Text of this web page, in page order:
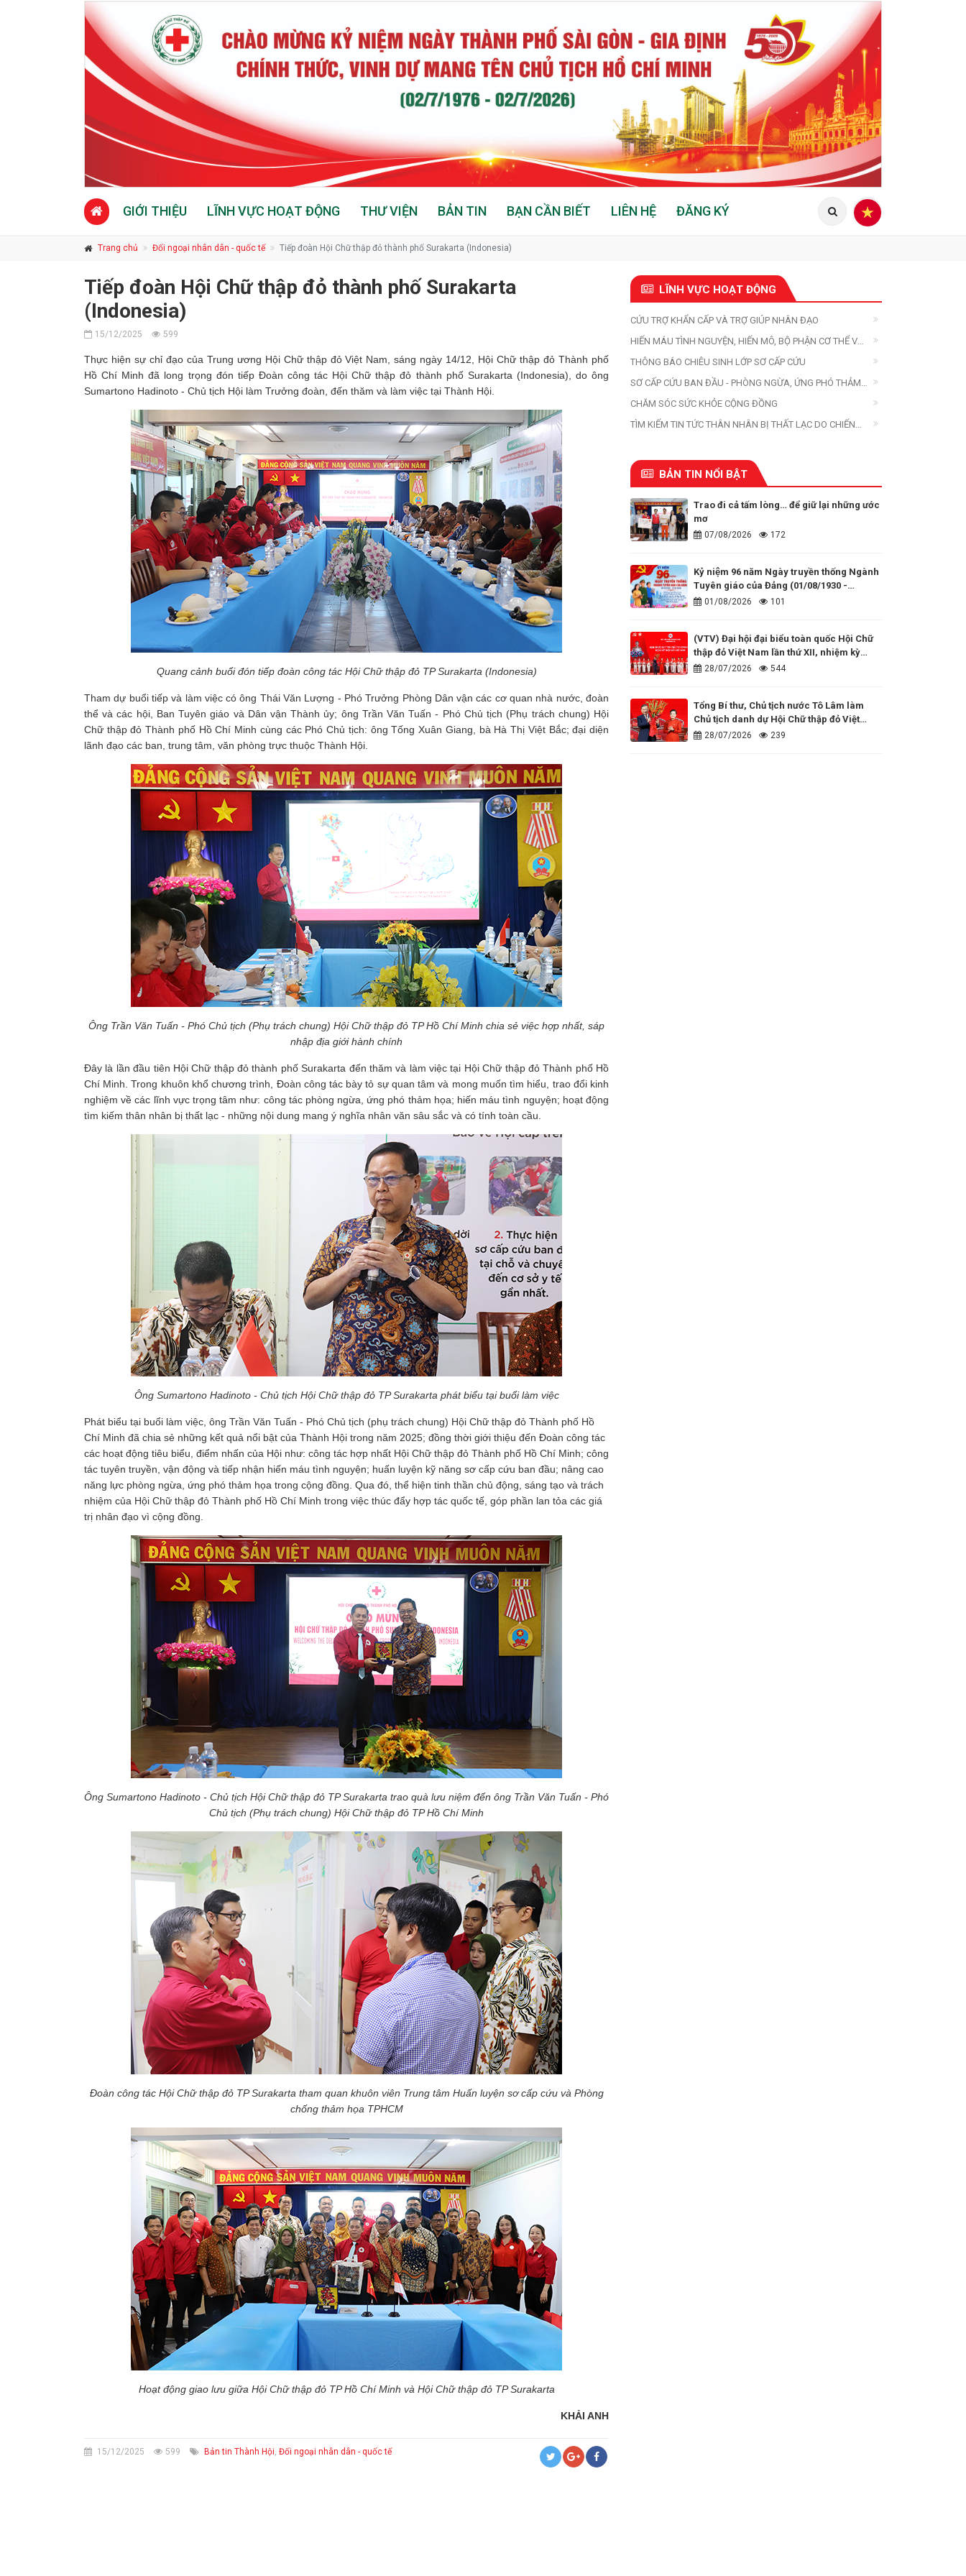
GIỚI THIỆU LĨNH VỰC HOẠT ĐỘNG THƯ VIỆN BẢN TIN BẠN CẦN BIẾT LIÊN HỆ ĐĂNG KÝ
Trang chủ Đối ngoại nhân dân - quốc tế Tiếp đoàn Hội Chữ thập đỏ thành phố Surakarta (Indonesia)
Tiếp đoàn Hội Chữ thập đỏ thành phố Surakarta
(Indonesia)
15/12/2025 599
Thực hiện sự chỉ đạo của Trung ương Hội Chữ thập đỏ Việt Nam, sáng ngày 14/12, Hội Chữ thập đỏ Thành phố
Hồ Chí Minh đã long trọng đón tiếp Đoàn công tác Hội Chữ thập đỏ thành phố Surakarta (Indonesia), do ông
Sumartono Hadinoto - Chủ tịch Hội làm Trưởng đoàn, đến thăm và làm việc tại Thành Hội.
Quang cảnh buổi đón tiếp đoàn công tác Hội Chữ thập đỏ TP Surakarta (Indonesia)
Tham dự buổi tiếp và làm việc có ông Thái Văn Lượng - Phó Trưởng Phòng Dân vận các cơ quan nhà nước, đoàn
thể và các hội, Ban Tuyên giáo và Dân vận Thành ủy; ông Trần Văn Tuấn - Phó Chủ tịch (Phụ trách chung) Hội
Chữ thập đỏ Thành phố Hồ Chí Minh cùng các Phó Chủ tịch: ông Tống Xuân Giang, bà Hà Thị Việt Bắc; đại diện
lãnh đạo các ban, trung tâm, văn phòng trực thuộc Thành Hội.
Ông Trần Văn Tuấn - Phó Chủ tịch (Phụ trách chung) Hội Chữ thập đỏ TP Hồ Chí Minh chia sẻ việc hợp nhất, sáp
nhập địa giới hành chính
Đây là lần đầu tiên Hội Chữ thập đỏ thành phố Surakarta đến thăm và làm việc tại Hội Chữ thập đỏ Thành phố Hồ
Chí Minh. Trong khuôn khổ chương trình, Đoàn công tác bày tỏ sự quan tâm và mong muốn tìm hiểu, trao đổi kinh
nghiệm về các lĩnh vực trọng tâm như: công tác phòng ngừa, ứng phó thảm họa; hiến máu tình nguyện; hoạt động
tìm kiếm thân nhân bị thất lạc - những nội dung mang ý nghĩa nhân văn sâu sắc và có tính toàn cầu.
Ông Sumartono Hadinoto - Chủ tịch Hội Chữ thập đỏ TP Surakarta phát biểu tại buổi làm việc
Phát biểu tại buổi làm việc, ông Trần Văn Tuấn - Phó Chủ tịch (phụ trách chung) Hội Chữ thập đỏ Thành phố Hồ
Chí Minh đã chia sẻ những kết quả nổi bật của Thành Hội trong năm 2025; đồng thời giới thiệu đến Đoàn công tác
các hoạt động tiêu biểu, điểm nhấn của Hội như: công tác hợp nhất Hội Chữ thập đỏ Thành phố Hồ Chí Minh; công
tác tuyên truyền, vận động và tiếp nhận hiến máu tình nguyện; huấn luyện kỹ năng sơ cấp cứu ban đầu; nâng cao
năng lực phòng ngừa, ứng phó thảm họa trong cộng đồng. Qua đó, thể hiện tinh thần chủ động, sáng tạo và trách
nhiệm của Hội Chữ thập đỏ Thành phố Hồ Chí Minh trong việc thúc đẩy hợp tác quốc tế, góp phần lan tỏa các giá
trị nhân đạo vì cộng đồng.
Ông Sumartono Hadinoto - Chủ tịch Hội Chữ thập đỏ TP Surakarta trao quà lưu niệm đến ông Trần Văn Tuấn - Phó
Chủ tịch (Phụ trách chung) Hội Chữ thập đỏ TP Hồ Chí Minh
Đoàn công tác Hội Chữ thập đỏ TP Surakarta tham quan khuôn viên Trung tâm Huấn luyện sơ cấp cứu và Phòng
chống thảm họa TPHCM
Hoạt động giao lưu giữa Hội Chữ thập đỏ TP Hồ Chí Minh và Hội Chữ thập đỏ TP Surakarta
KHẢI ANH
15/12/2025 599 Bản tin Thành Hội, Đối ngoại nhân dân - quốc tế
LĨNH VỰC HOẠT ĐỘNG
CỨU TRỢ KHẨN CẤP VÀ TRỢ GIÚP NHÂN ĐẠO
HIẾN MÁU TÌNH NGUYỆN, HIẾN MÔ, BỘ PHẬN CƠ THỂ VÀ
HIẾN XÁC
THÔNG BÁO CHIÊU SINH LỚP SƠ CẤP CỨU
SƠ CẤP CỨU BAN ĐẦU - PHÒNG NGỪA, ỨNG PHÓ THẢM
HỌA
CHĂM SÓC SỨC KHỎE CỘNG ĐỒNG
TÌM KIẾM TIN TỨC THÂN NHÂN BỊ THẤT LẠC DO CHIẾN
BẢN TIN NỔI BẬT
Trao đi cả tấm lòng… để giữ lại những ước
mơ
07/08/2026 172
Kỷ niệm 96 năm Ngày truyền thống Ngành
Tuyên giáo của Đảng (01/08/1930 -
01/08/2026)
01/08/2026 101
(VTV) Đại hội đại biểu toàn quốc Hội Chữ
thập đỏ Việt Nam lần thứ XII, nhiệm kỳ
2026 - 2031
28/07/2026 544
Tổng Bí thư, Chủ tịch nước Tô Lâm làm
Chủ tịch danh dự Hội Chữ thập đỏ Việt
Nam28/07/2026 239